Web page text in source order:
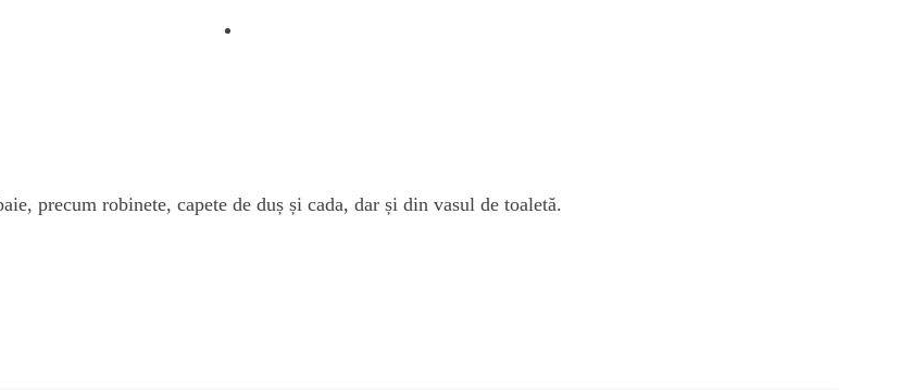
precum robinete, capete de duș și cada, dar și din vasul de toaletă.